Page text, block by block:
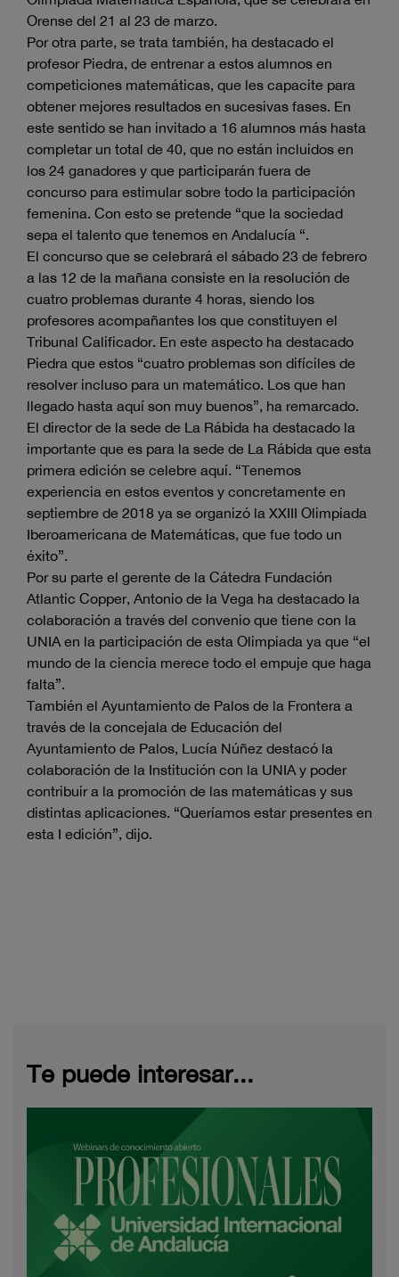
Orense del 21 al 23 de marzo.
Por otra parte, se trata también, ha destacado el
profesor Piedra, de entrenar a estos alumnos en
competiciones matemáticas, que les capacite para
obtener mejores resultados en sucesivas fases. En
este sentido se han invitado a 16 alumnos más hasta
completar un total de 40, que no están incluidos en
los 24 ganadores y que participarán fuera de
concurso para estimular sobre todo la participación
femenina. Con esto se pretende “que la sociedad
sepa el talento que tenemos en Andalucía “.
El concurso que se celebrará el sábado 23 de febrero
a las 12 de la mañana consiste en la resolución de
cuatro problemas durante 4 horas, siendo los
profesores acompañantes los que constituyen el
Tribunal Calificador. En este aspecto ha destacado
Piedra que estos “cuatro problemas son difíciles de
resolver incluso para un matemático. Los que han
llegado hasta aquí son muy buenos”, ha remarcado.
El director de la sede de La Rábida ha destacado la
importante que es para la sede de La Rábida que esta
primera edición se celebre aquí. “Tenemos
experiencia en estos eventos y concretamente en
septiembre de 2018 ya se organizó la XXIII Olimpiada
Iberoamericana de Matemáticas, que fue todo un
éxito”.
Por su parte el gerente de la Cátedra Fundación
Atlantic Copper, Antonio de la Vega ha destacado la
colaboración a través del convenio que tiene con la
UNIA en la participación de esta Olimpiada ya que “el
mundo de la ciencia merece todo el empuje que haga
falta”.
También el Ayuntamiento de Palos de la Frontera a
través de la concejala de Educación del
Ayuntamiento de Palos, Lucía Núñez destacó la
colaboración de la Institución con la UNIA y poder
contribuir a la promoción de las matemáticas y sus
distintas aplicaciones. “Queríamos estar presentes en
esta I edición”, dijo.
Te puede interesar...